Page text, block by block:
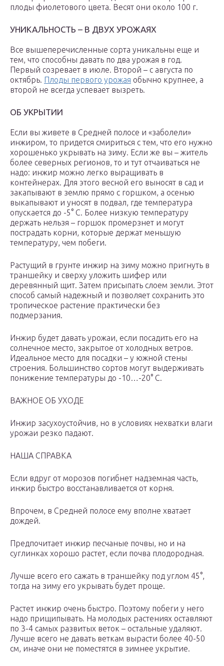
плоды фиолетового цвета. Весят они около 100 г.
УНИКАЛЬНОСТЬ – В ДВУХ УРОЖАЯХ
Все вышеперечисленные сорта уникальны еще и
тем, что способны давать по два урожая в год.
Первый созревает в июле. Второй – с августа по
октябрь. Плоды первого урожая обычно крупнее, а
второй не всегда успевает вызреть.
ОБ УКРЫТИИ
Если вы живете в Средней полосе и «заболели»
инжиром, то придется смириться с тем, что его нужно
хорошенько укрывать на зиму. Если же вы – житель
более северных регионов, то и тут отчаиваться не
надо: инжир можно легко выращивать в
контейнерах. Для этого весной его выносят в сад и
закапывают в землю прямо с горшком, а осенью
выкапывают и уносят в подвал, где температура
опускается до -5° С. Более низкую температуру
держать нельзя – горшок промерзнет и могут
пострадать корни, которые держат меньшую
температуру, чем побеги.
Растущий в грунте инжир на зиму можно пригнуть в
траншейку и сверху уложить шифер или
деревянный щит. Затем присыпать слоем земли. Этот
способ самый надежный и позволяет сохранить это
тропическое растение практически без
подмерзания.
Инжир будет давать урожаи, если посадить его на
солнечное место, закрытое от холодных ветров.
Идеальное место для посадки – у южной стены
строения. Большинство сортов могут выдерживать
понижение температуры до -10…-20° С.
ВАЖНОЕ ОБ УХОДЕ
Инжир засухоустойчив, но в условиях нехватки влаги
урожаи резко падают.
НАША СПРАВКА
Если вдруг от морозов погибнет надземная часть,
инжир быстро восстанавливается от корня.
Впрочем, в Средней полосе ему вполне хватает
дождей.
Предпочитает инжир песчаные почвы, но и на
суглинках хорошо растет, если почва плодородная.
Лучше всего его сажать в траншейку под углом 45°,
тогда на зиму его укрывать будет проще.
Растет инжир очень быстро. Поэтому побеги у него
надо прищипывать. На молодых растениях оставляют
по 3-4 самых развитых веток – остальные удаляют.
Лучше всего не давать веткам вырасти более 40-50
см, иначе они не поместятся в зимнее укрытие.